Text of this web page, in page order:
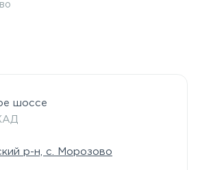
шоссе
р-н, с. Морозово